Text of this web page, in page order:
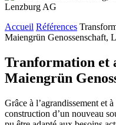
Accueil Références
Maiengrün Genossenschaft,
Tranformation et
Maiengrün
Grâce à l’agrandissement et
construction d’un nouveau